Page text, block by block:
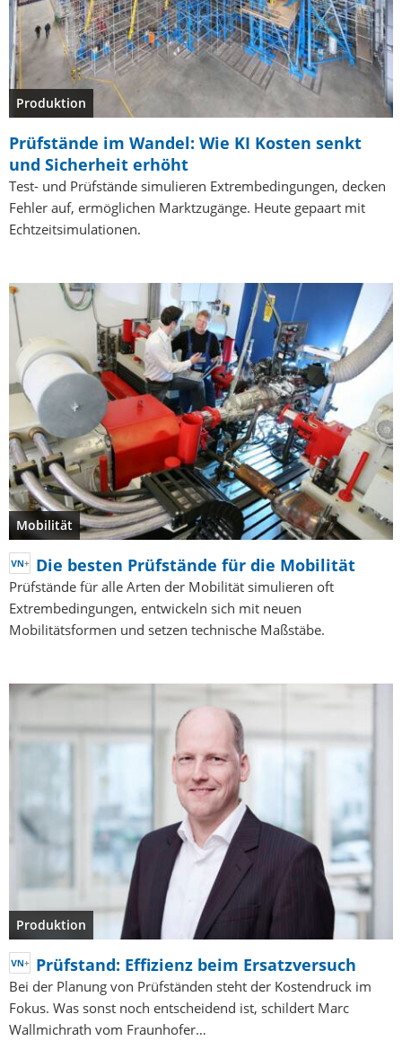
Produktion
Prüfstände im Wandel: Wie KI Kosten senkt
und Sicherheit erhöht
Test- und Prüfstände simulieren Extrembedingungen, decken
Fehler auf, ermöglichen Marktzugänge. Heute gepaart mit
Echtzeitsimulationen.
Mobilität
Die besten Prüfstände für die Mobilität
Prüfstände für alle Arten der Mobilität simulieren oft
Extrembedingungen, entwickeln sich mit neuen
Mobilitätsformen und setzen technische Maßstäbe.
Produktion
Prüfstand: Effizienz beim Ersatzversuch
Bei der Planung von Prüfständen steht der Kostendruck im
Fokus. Was sonst noch entscheidend ist, schildert Marc
Wallmichrath vom Fraunhofer…